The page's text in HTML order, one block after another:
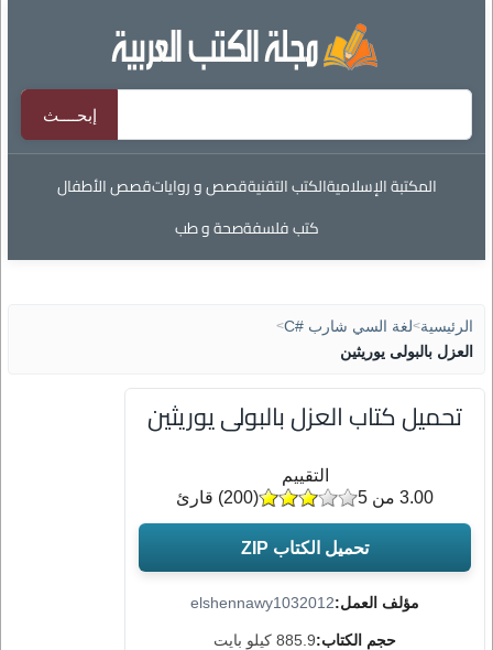
المكتبة الإسلاميةالكتب التقنيةقصص و رواياتقصص الأطفال
كتب فلسفةصحة و طب
الرئيسية>لغة السي شارب #C >
العزل بالبولى يوريثين
تحميل كتاب العزل بالبولى يوريثين
مؤلف العمل:elshennawy1032012
حجم الكتاب:885.9 كيلو بايت
التقييم
(
200) قارئ 3.00 من 5
تحميل الكتاب ZIP